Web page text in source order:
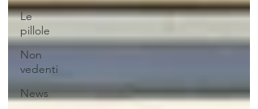
Le
pillole
Non
vedenti
News